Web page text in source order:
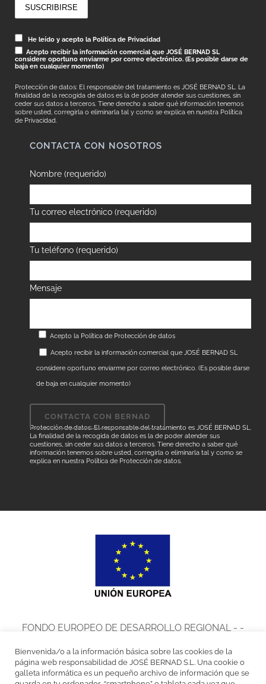
He leído y acepto la Política de Privacidad
Acepto recibir la información comercial que JOSÉ BERNAD SL
considere oportuno enviarme por correo electrónico. (Es posible darse de
baja en cualquier momento)
Protección de datos: El responsable del tratamiento es JOSÉ BERNAD SL. La
finalidad de la recogida de datos es la de poder atender sus cuestiones, sin
ceder sus datos a terceros. Tiene derecho a saber qué información tenemos
sobre usted, corregirla o eliminarla tal y como se explica en nuestra Política
de Privacidad.
CONTACTA CON NOSOTROS
Nombre (requerido)
Tu correo electrónico (requerido)
Tu teléfono (requerido)
Mensaje
Acepto la Política de Protección de datos
Acepto recibir la información comercial que JOSÉ BERNAD SL
considere oportuno enviarme por correo electrónico. (Es posible darse
de baja en cualquier momento)
Protección de datos: El responsable del tratamiento es JOSÉ BERNAD SL.
La finalidad de la recogida de datos es la de poder atender sus
cuestiones, sin ceder sus datos a terceros. Tiene derecho a saber qué
información tenemos sobre usted, corregirla o eliminarla tal y como se
explica en nuestra Política de Protección de datos
FONDO EUROPEO DE DESARROLLO REGIONAL - -
José Bernad, S.L. en el marco del Programa de Iniciación a la
Exportación ICEX Next, ha contado con el apoyo de ICEX y con la
Bienvenida/o a la información básica sobre las cookies de la
página web responsabilidad de JOSÉ BERNAD S.L. Una cookie o
galleta informática es un pequeño archivo de información que se